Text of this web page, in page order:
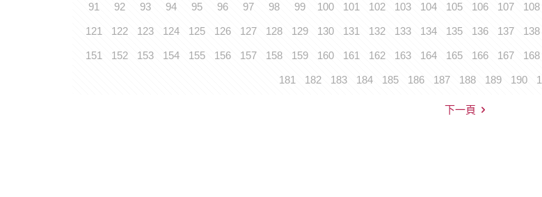
91 92 93 94 95 96 97 98 99 100 101 102 103 104 105 106 107 108
121 122 123 124 125 126 127 128 129 130 131 132 133 134 135 136 137 138
151 152 153 154 155 156 157 158 159 160 161 162 163 164 165 166 167 168
181 182 183 184 185 186 187 188 189 190
下一頁